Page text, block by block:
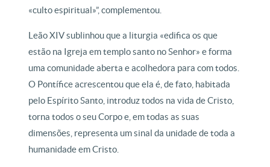
«culto espiritual»”, complementou.
Leão XIV sublinhou que a liturgia «edifica os que
estão na Igreja em templo santo no Senhor» e forma
uma comunidade aberta e acolhedora para com todos.
O Pontífice acrescentou que ela é, de fato, habitada
pelo Espírito Santo, introduz todos na vida de Cristo,
torna todos o seu Corpo e, em todas as suas
dimensões, representa um sinal da unidade de toda a
humanidade em Cristo.